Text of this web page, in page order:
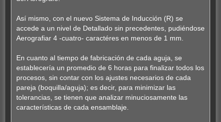
Así mismo, con el nuevo Sistema de Inducción (R) se
accede a un nivel de Detallado sin precedentes, pudiéndose
Aerografiar 4 -cuatro- caractéres en menos de 1 mm.
En cuanto al tiempo de fabricación de cada aguja, se
establecería un promedio de 6 horas para finalizar todos los
procesos, sin contar con los ajustes necesarios de cada
pareja (boquilla/aguja); es decir, para minimizar las
tolerancias, se tienen que analizar minuciosamente las
características de cada ensamblaje.